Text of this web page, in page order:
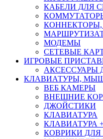
КАБЕЛИ ДЛЯ
КОННЕКТОРЫ,
МОДЕМЫ
СЕТЕВЫЕ
ИГРОВЫЕ
АКСЕССУАРЫ
КЛАВИАТУРЫ,
ВЕБ КАМЕРЫ
ВНЕШНИЕ
ДЖОЙСТИКИ
КЛАВИАТУРА
КЛАВИАТУРА
КОВРИКИ